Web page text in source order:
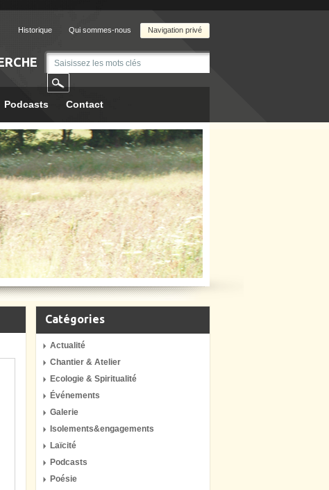
Navigation privé
Historique Qui sommes-nous
Podcasts Contact
Catégories
Actualité
Chantier & Atelier
Ecologie & Spiritualité
Événements
Galerie
Isolements&engagements
Laïcité
Podcasts
Poésie